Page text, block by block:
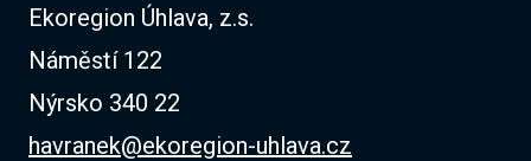
Ekoregion Úhlava, z.s.
Náměstí 122
Nýrsko 340 22
havranek@ekoregion-uhlava.cz